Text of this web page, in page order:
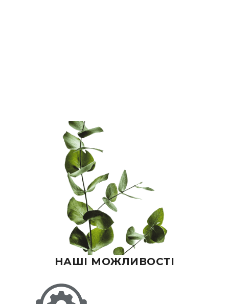
НАШІ МОЖЛИВОСТІ